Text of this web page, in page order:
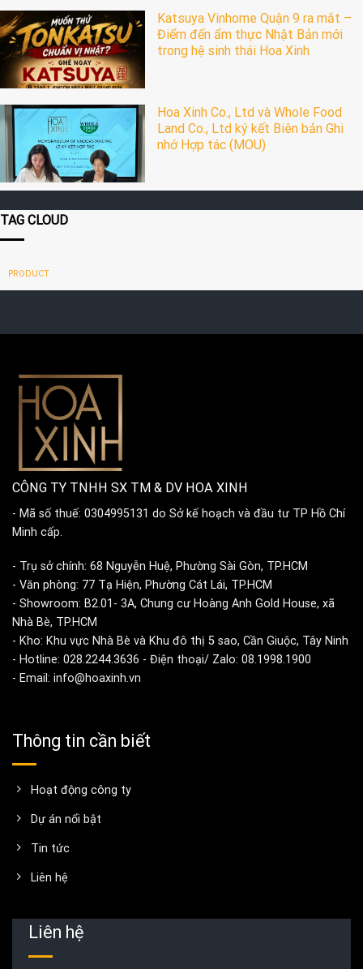
Katsuya Vinhome Quận 9 ra mắt –
Điểm đến ẩm thực Nhật Bản mới
trong hệ sinh thái Hoa Xinh
Hoa Xinh Co., Ltd và Whole Food
Land Co., Ltd ký kết Biên bản Ghi
nhớ Hợp tác (MOU)
TAG CLOUD
PRODUCT
CÔNG TY TNHH SX TM & DV HOA XINH
- Mã số thuế: 0304995131 do Sở kế hoạch và đầu tư TP Hồ Chí
Minh cấp.
- Trụ sở chính: 68 Nguyễn Huệ, Phường Sài Gòn, TP.HCM
- Văn phòng: 77 Tạ Hiện, Phường Cát Lái, TP.HCM
- Showroom: B2.01- 3A, Chung cư Hoàng Anh Gold House, xã
Nhà Bè, TP.HCM
- Kho: Khu vực Nhà Bè và Khu đô thị 5 sao, Cần Giuộc, Tây Ninh
- Hotline: 028.2244.3636 - Điện thoại/ Zalo: 08.1998.1900
- Email: info@hoaxinh.vn
Thông tin cần biết
Hoạt động công ty
Dự án nổi bật
Tin tức
Liên hệ
Liên hệ